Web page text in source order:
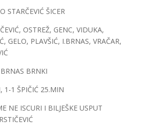
STARČEVIĆ ŠICER
OSTREŽ, GENC, VIDUKA,
GELO, PLAVŠIĆ, I.BRNAS, VRAČAR,
BRNKI
1-1 ŠPIČIĆ 25.MIN
NE ISCURI I BILJEŠKE USPUT